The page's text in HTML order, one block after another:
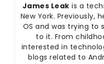
James Leak is a
New York. Previously,
OS and was trying to
to it. From
interested in
blogs related to